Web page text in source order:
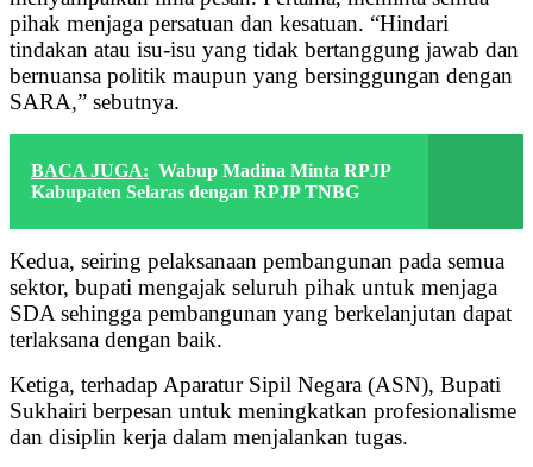
pihak menjaga persatuan dan kesatuan. “Hindari
tindakan atau isu-isu yang tidak bertanggung jawab dan
bernuansa politik maupun yang bersinggungan dengan
SARA,” sebutnya.
BACA JUGA: Wabup Madina Minta RPJP
Kabupaten Selaras dengan RPJP TNBG
Kedua, seiring pelaksanaan pembangunan pada semua
sektor, bupati mengajak seluruh pihak untuk menjaga
SDA sehingga pembangunan yang berkelanjutan dapat
terlaksana dengan baik.
Ketiga, terhadap Aparatur Sipil Negara (ASN), Bupati
Sukhairi berpesan untuk meningkatkan profesionalisme
dan disiplin kerja dalam menjalankan tugas.